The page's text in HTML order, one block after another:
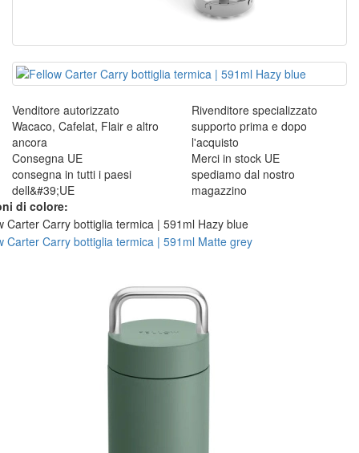
Venditore autorizzato
Wacaco, Cafelat, Flair e altro
ancora
Rivenditore specializzato
supporto prima e dopo
l'acquisto
Consegna UE
consegna in tutti i paesi
dell&#39;UE
Merci in stock UE
spediamo dal nostro
magazzino
di colore: